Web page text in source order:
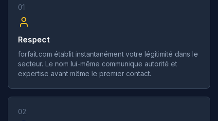
01
Respect
forfait.com établit instantanément votre légitimité dans le
secteur. Le nom lui-même communique autorité et
expertise avant même le premier contact.
02